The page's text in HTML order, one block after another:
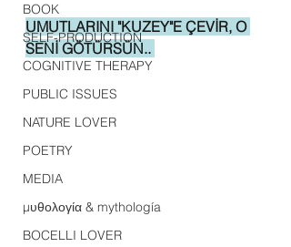
BOOK
SELF-PRODUCTION
COGNITIVE THERAPY
PUBLIC ISSUES
NATURE LOVER
POETRY
MEDIA
μυθολογία & mythología
BOCELLI LOVER
UMUTLARINI "KUZEY"E ÇEVİR, O
SENİ GÖTÜRSÜN..